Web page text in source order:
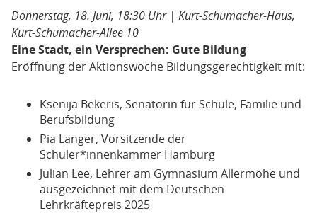
Donnerstag, 18. Juni, 18:30 Uhr | Kurt-Schumacher-Haus,
Kurt-Schumacher-Allee 10
Eine Stadt, ein Versprechen: Gute Bildung
Eröffnung der Aktionswoche Bildungsgerechtigkeit mit:
Ksenija Bekeris, Senatorin für Schule, Familie und
Berufsbildung
Pia Langer, Vorsitzende der
Schüler*innenkammer Hamburg
Julian Lee, Lehrer am Gymnasium Allermöhe und
ausgezeichnet mit dem Deutschen
Lehrkräftepreis 2025